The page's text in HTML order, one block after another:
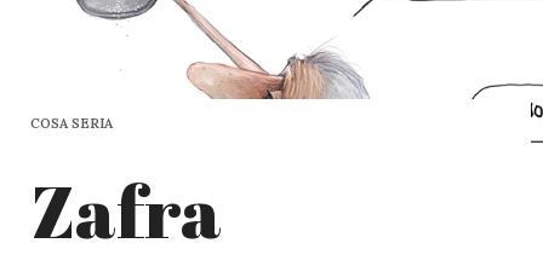
COSA SERIA
Zafra